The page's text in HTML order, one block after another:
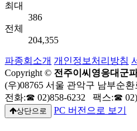
최대
386
전체
204,355
파종회소개 개인정보처리방침
Copyright © 전주이씨영응대군
(우)08765 서울 관악구 남부순환
전화:☎ 02)858-6232 팩스:☎
상단으로 PC 버전으로 보기